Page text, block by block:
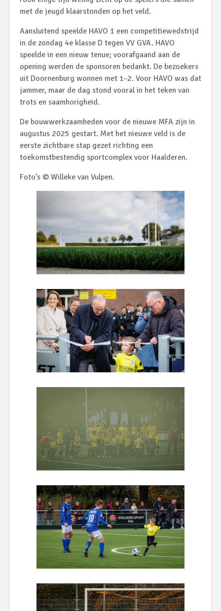
met de jeugd klaarstonden op het veld.
Aansluitend speelde HAVO 1 een competitiewedstrijd
in de zondag 4e klasse D tegen VV GVA. HAVO
speelde in een nieuw tenue; voorafgaand aan de
opening werden de sponsoren bedankt. De bezoekers
uit Doornenburg wonnen met 1–2. Voor HAVO was dat
jammer, maar de dag stond vooral in het teken van
trots en saamhorigheid.
De bouwwerkzaamheden voor de nieuwe MFA zijn in
augustus 2025 gestart. Met het nieuwe veld is de
eerste zichtbare stap gezet richting een
toekomstbestendig sportcomplex voor Haalderen.
Foto’s © Willeke van Vulpen.